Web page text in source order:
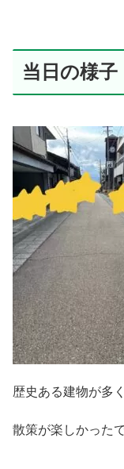
当日の様子
歴史ある建物が多く
散策が楽しかったで